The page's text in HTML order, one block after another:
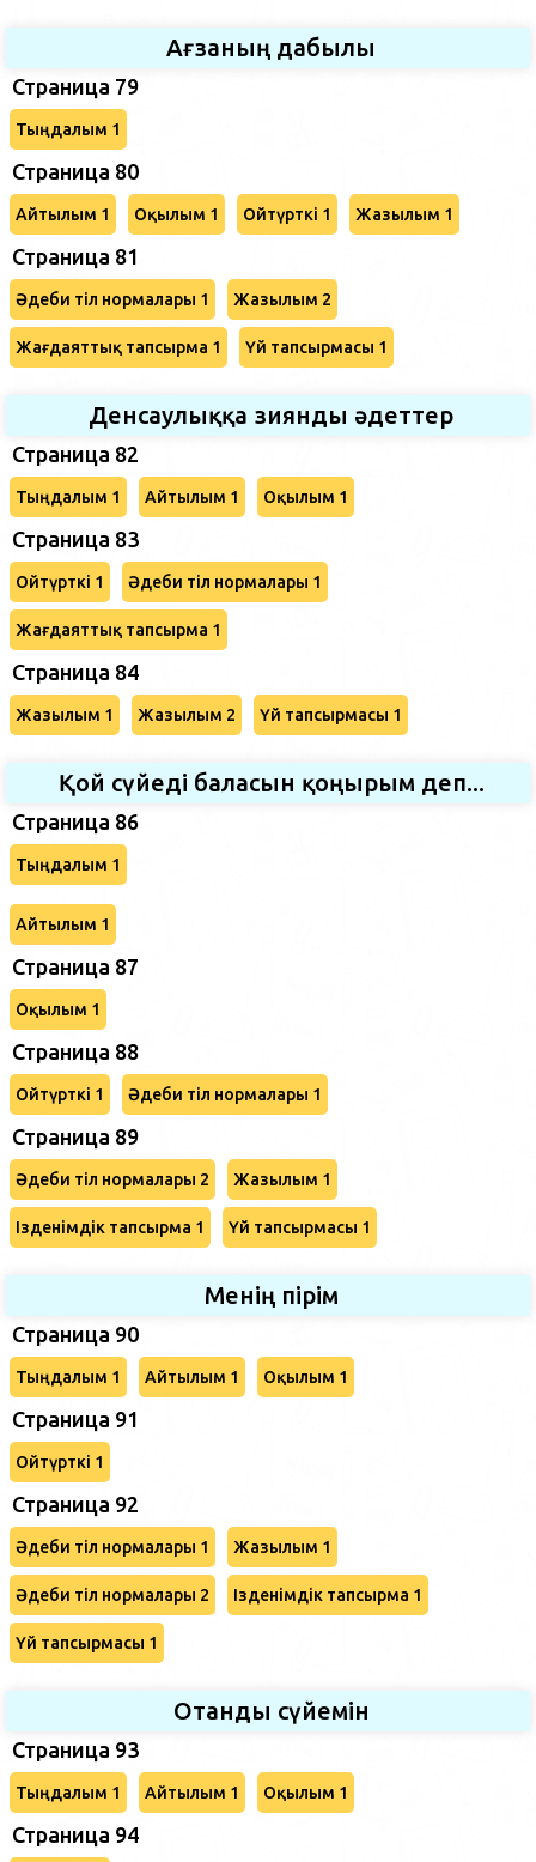
Ағзаның дабылы
Страница 79
Тыңдалым 1
Страница 80
Айтылым 1 Оқылым 1 Ойтүрткі 1 Жазылым 1
Страница 81
Әдеби тіл нормалары 1 Жазылым 2
Жағдаяттық тапсырма 1 Үй тапсырмасы 1
Денсаулыққа зиянды әдеттер
Страница 82
Тыңдалым 1 Айтылым 1 Оқылым 1
Страница 83
Ойтүрткі 1 Әдеби тіл нормалары 1
Жағдаяттық тапсырма 1
Страница 84
Жазылым 1 Жазылым 2 Үй тапсырмасы 1
Қой сүйеді баласын қоңырым деп...
Страница 86
Тыңдалым 1
Айтылым 1
Страница 87
Оқылым 1
Страница 88
Ойтүрткі 1 Әдеби тіл нормалары 1
Страница 89
Әдеби тіл нормалары 2 Жазылым 1
Ізденімдік тапсырма 1 Үй тапсырмасы 1
Менің пірім
Страница 90
Тыңдалым 1 Айтылым 1 Оқылым 1
Страница 91
Ойтүрткі 1
Страница 92
Әдеби тіл нормалары 1 Жазылым 1
Әдеби тіл нормалары 2 Ізденімдік тапсырма 1
Үй тапсырмасы 1
Отанды сүйемін
Страница 93
Тыңдалым 1 Айтылым 1 Оқылым 1
Страница 94